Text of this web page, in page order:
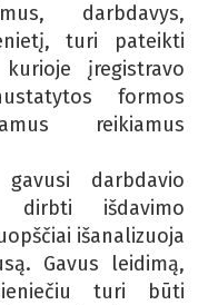
darbdavys,
turi pateikti
įregistravo
formos
reikiamus
darbdavio
išdavimo
išanalizuoja
Gavus leidimą,
turi būti